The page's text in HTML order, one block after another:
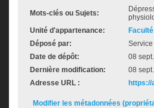
Mots-clés ou Sujets:
Unité d'appartenance:
Déposé par:
Date de dépôt:
08
Dernière modification:
08
Adresse URL :
Modifier les métadonnées